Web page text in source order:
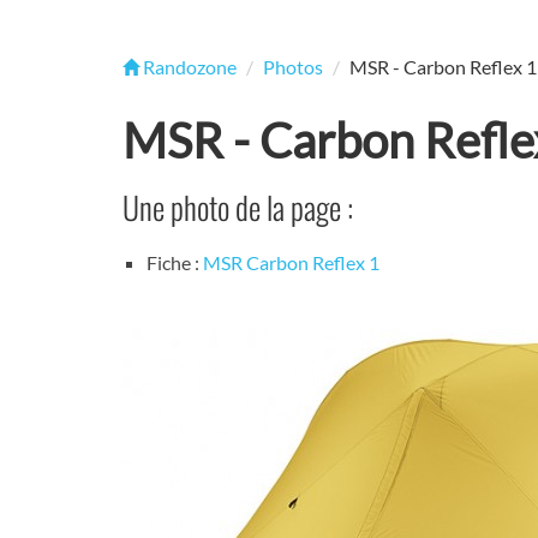
Randozone Photos MSR - Carbon Reflex 1
MSR - Carbon
Une photo de la page :
Fiche : MSR Carbon Reflex 1